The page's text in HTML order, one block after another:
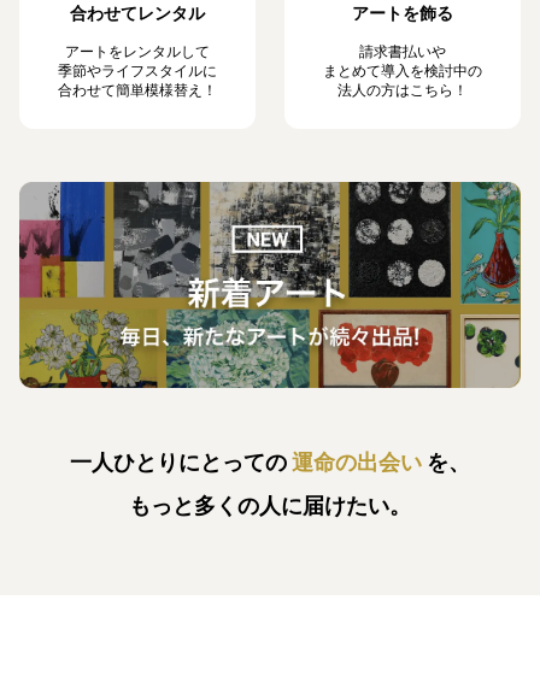
合わせてレンタル
アートをレンタルして
季節やライフスタイルに
合わせて簡単模様替え！
アートを飾る
請求書払いや
まとめて導入を検討中の
法人の方はこちら！
一人ひとりにとっての運命の出会い を、
もっと多くの人に届けたい。